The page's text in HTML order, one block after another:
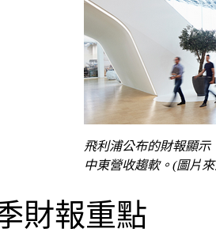
飛利浦公布的財報顯示
中東營收趨軟。 (圖片
財報重點